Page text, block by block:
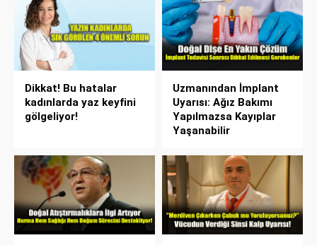
Dikkat! Bu hatalar
kadınlarda yaz keyfini
gölgeliyor!
Uzmanından İmplant
Uyarısı: Ağız Bakımı
Yapılmazsa Kayıplar
Yaşanabilir